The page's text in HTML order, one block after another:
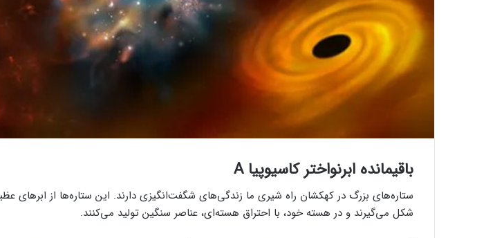
باقیمانده ابرنواختر کاسیوپیا A
ستاره‌های بزرگ در کهکشان راه شیری ما زندگی‌های شگفت‌انگیزی دارند. این ستاره‌ها از ابرهای
شکل می‌گیرند و در هسته خود، با احتراق هسته‌ای، عناصر سنگین تولید می‌کنند.